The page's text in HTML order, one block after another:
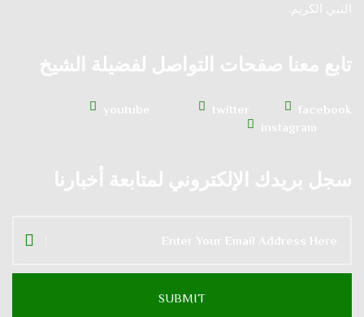
النبي الكريم.
تابع معنا صفحات التواصل لفضيلة الشيخ
facebook
twitter
youtube
instagram
سجل بريدك الإلكتروني لمتابعة أخبارنا